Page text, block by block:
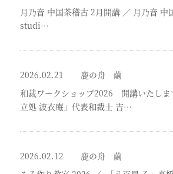
月乃音 中国茶稽古 2月開講／ 月乃音 中
studi…
2026.02.21
鹿の舟 繭
和裁ワークショップ2026 開講いたしま
立処 波衣庵」代表和裁士 吉…
2026.02.12
鹿の舟 繭